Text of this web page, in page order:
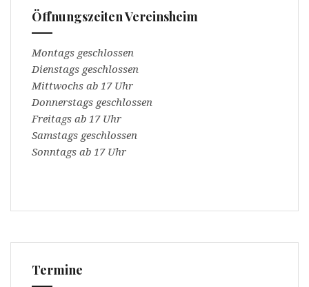
Öffnungszeiten Vereinsheim
Montags geschlossen
Dienstags geschlossen
Mittwochs ab 17 Uhr
Donnerstags geschlossen
Freitags ab 17 Uhr
Samstags geschlossen
Sonntags ab 17 Uhr
Termine